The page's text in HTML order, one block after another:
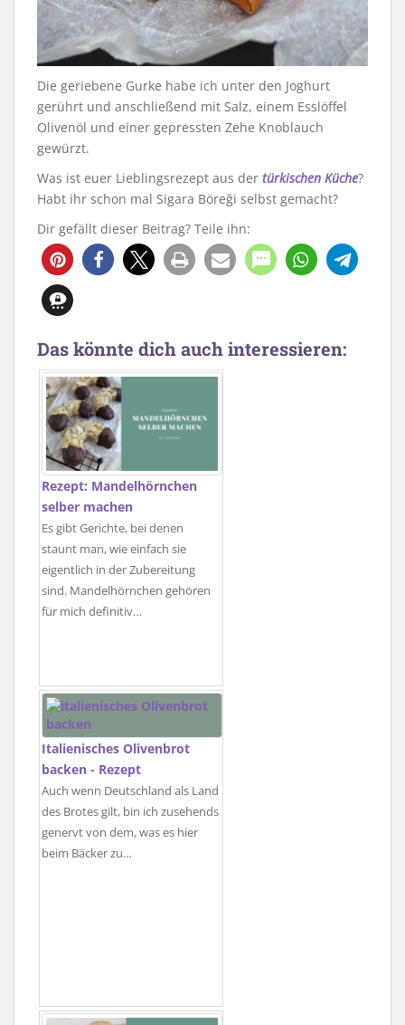
Die geriebene Gurke habe ich unter den Joghurt
gerührt und anschließend mit Salz, einem Esslöffel
Olivenöl und einer gepressten Zehe Knoblauch
gewürzt.
Was ist euer Lieblingsrezept aus der türkischen Küche?
Habt ihr schon mal Sigara Böreği selbst gemacht?
Dir gefällt dieser Beitrag? Teile ihn:
5476
Das könnte dich auch interessieren:
Rezept: Mandelhörnchen
selber machen
Es gibt Gerichte, bei denen
staunt man, wie einfach sie
eigentlich in der Zubereitung
sind. Mandelhörnchen gehören
für mich definitiv…
Italienisches Olivenbrot
backen - Rezept
Auch wenn Deutschland als Land
des Brotes gilt, bin ich zusehends
genervt von dem, was es hier
beim Bäcker zu…